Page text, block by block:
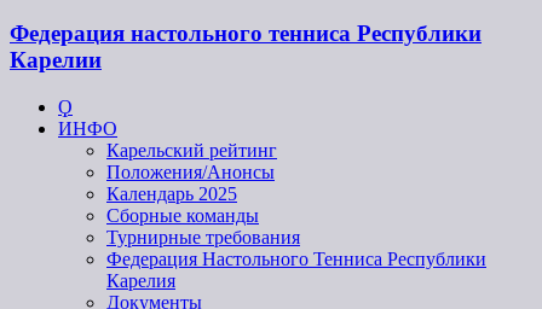
Федерация настольного тенниса Республики
Карелии
Ϙ
ИНФО
Карельский рейтинг
Положения/Анонсы
Календарь 2025
Сборные команды
Турнирные требования
Федерация Настольного Тенниса Республики
Карелия
Документы